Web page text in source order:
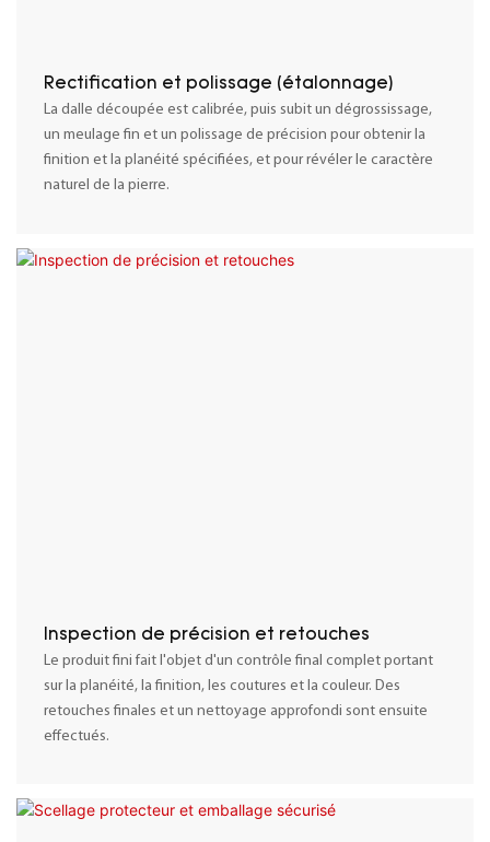
Rectification et polissage (étalonnage)
La dalle découpée est calibrée, puis subit un dégrossissage,
un meulage fin et un polissage de précision pour obtenir la
finition et la planéité spécifiées, et pour révéler le caractère
naturel de la pierre.
Inspection de précision et retouches
Le produit fini fait l'objet d'un contrôle final complet portant
sur la planéité, la finition, les coutures et la couleur. Des
retouches finales et un nettoyage approfondi sont ensuite
effectués.